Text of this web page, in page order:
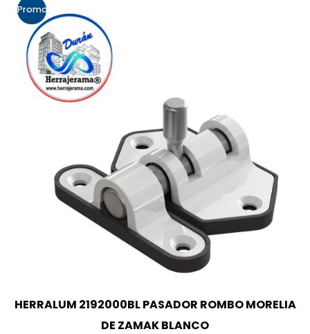
Promo!
HERRALUM 2192000BL PASADOR ROMBO MORELIA
DE ZAMAK BLANCO